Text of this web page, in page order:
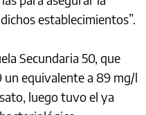
establecimientos”.
Secundaria 50, que
equivalente a 89 mg/l
luego tuvo el ya